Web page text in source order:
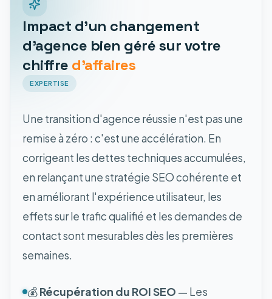
Impact d'un changement
d'agence bien géré sur votre
chiffre d'affaires
EXPERTISE
Une transition d'agence réussie n'est pas une
remise à zéro : c'est une accélération. En
corrigeant les dettes techniques accumulées,
en relançant une stratégie SEO cohérente et
en améliorant l'expérience utilisateur, les
effets sur le trafic qualifié et les demandes de
contact sont mesurables dès les premières
semaines.
💰Récupération du ROI SEO — Les